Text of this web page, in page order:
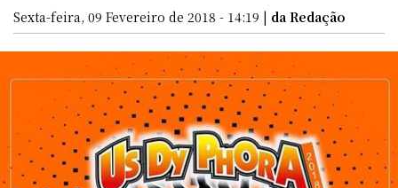
Sexta-feira, 09 Fevereiro de 2018 - 14:19 | da Redação